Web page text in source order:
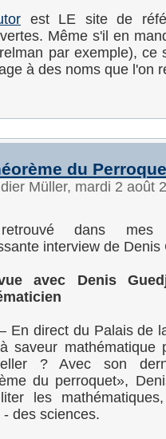
est LE site de
Même s'il en
par exemple), ce
à des noms que l'on
du
Müller, mardi 2 août
dans mes
interview de Denis
avec Denis
En direct du Palais de
saveur mathématique
? Avec son
du perroquet»,
les
- des sciences.